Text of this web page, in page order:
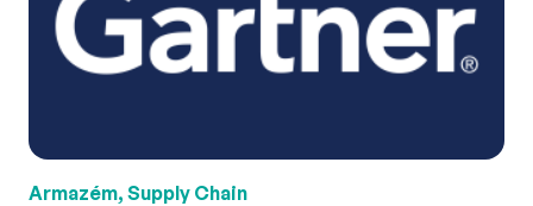
Armazém, Supply Chain